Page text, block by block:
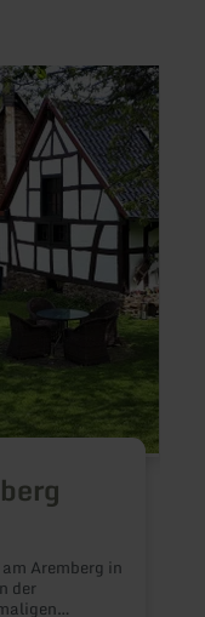
Aremberg in
der
mehr
zu: